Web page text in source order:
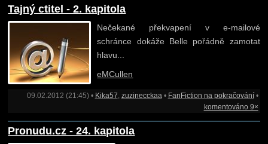
Tajný ctitel - 2. kapitola
Nečekané překvapení v e-mailové
schránce dokáže Belle pořádně zamotat
hlavu...
eMCullen
09.02.2012 (21:45) • Kika57, zuzinecckaa• FanFiction na pokračování•
komentováno 9×
Pronudu.cz - 24. kapitola